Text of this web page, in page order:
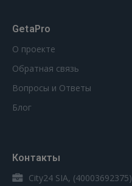
GetaPro
О проекте
Обратная связь
Вопросы и Ответы
Блог
Контакты
City24 SIA, (40003692375)